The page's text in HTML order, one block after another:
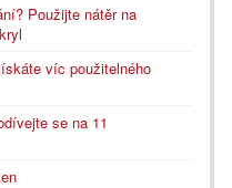
Použijte nátěr na
víc použitelného
se na 11